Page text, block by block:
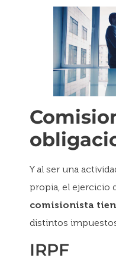
Y al ser una
propia, el ejercicio
comisionista
distintos
IRPF